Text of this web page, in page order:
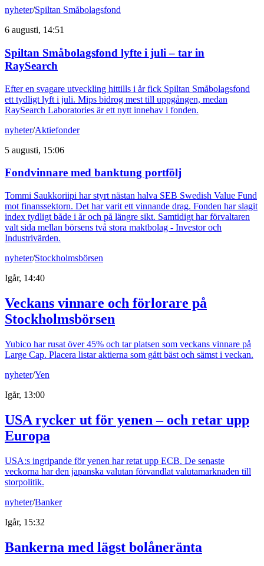
nyheter/Spiltan Småbolagsfond
6 augusti, 14:51
Spiltan Småbolagsfond lyfte i juli – tar in
RaySearch
Efter en svagare utveckling hittills i år fick Spiltan Småbolagsfond
ett tydligt lyft i juli. Mips bidrog mest till uppgången, medan
RaySearch Laboratories är ett nytt innehav i fonden.
nyheter/Aktiefonder
5 augusti, 15:06
Fondvinnare med banktung portfölj
Tommi Saukkoriipi har styrt nästan halva SEB Swedish Value Fund
mot finanssektorn. Det har varit ett vinnande drag. Fonden har slagit
index tydligt både i år och på längre sikt. Samtidigt har förvaltaren
valt sida mellan börsens två stora maktbolag - Investor och
Industrivärden.
nyheter/Stockholmsbörsen
Igår, 14:40
Veckans vinnare och förlorare på
Stockholmsbörsen
Yubico har rusat över 45% och tar platsen som veckans vinnare på
Large Cap. Placera listar aktierna som gått bäst och sämst i veckan.
nyheter/Yen
Igår, 13:00
USA rycker ut för yenen – och retar upp
Europa
USA:s ingripande för yenen har retat upp ECB. De senaste
veckorna har den japanska valutan förvandlat valutamarknaden till
storpolitik.
nyheter/Banker
Igår, 15:32
Bankerna med lägst bolåneränta